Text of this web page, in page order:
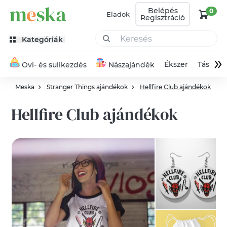
Eladok Belépés
Regisztráció
0
Kategóriák
Ovi- és sulikezdés Nászajándék Ékszer Táska»
Meska Stranger Things ajándékok Hellfire Club ajándékok
Hellfire Club ajándékok